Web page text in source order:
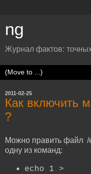
ng
Журнал фактов:
2011-02-25
Как включить
?
Можно править файл /
одну из команд:
echo 1 >